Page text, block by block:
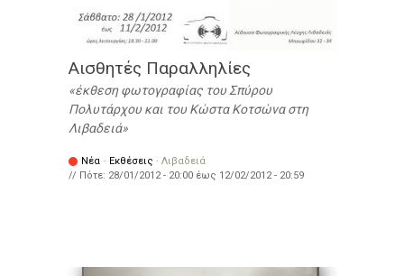
Αισθητές Παραλληλίες
έκθεση φωτογραφίας του Σπύρου
Πολυτάρχου και του Κώστα Κοτσώνα στη
Λιβαδειά
Νέα · Εκθέσεις · Λιβαδειά
// Πότε: 28/01/2012 - 20:00 έως 12/02/2012 - 20:59